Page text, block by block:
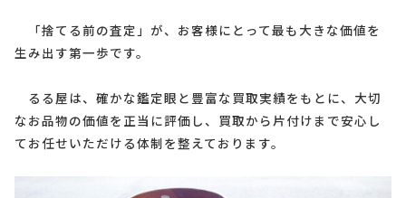
「捨てる前の査定」が、お客様にとって最も大きな価値を
生み出す第一歩です。
るる屋は、確かな鑑定眼と豊富な買取実績をもとに、大切
なお品物の価値を正当に評価し、買取から片付けまで安心し
てお任せいただける体制を整えております。